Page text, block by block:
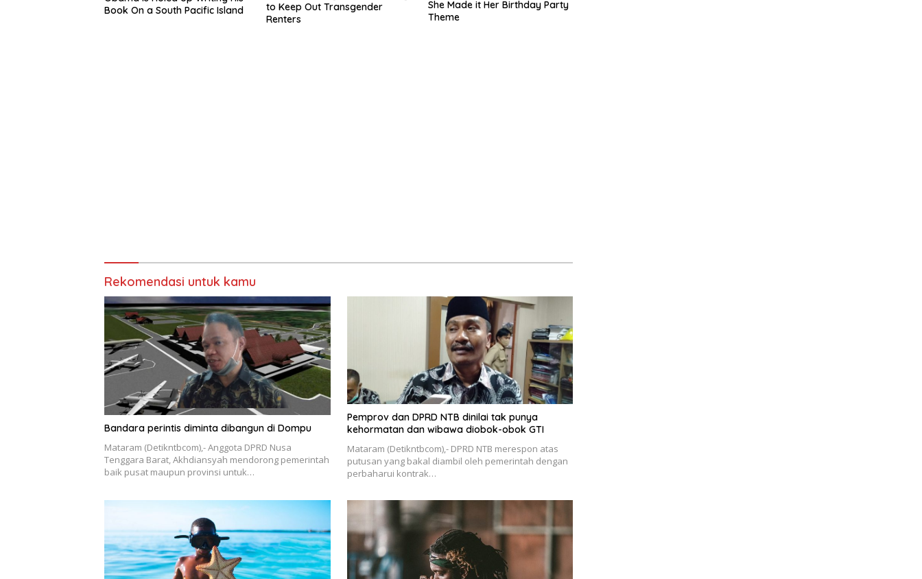
Book On a South Pacific Island
to Keep Out Transgender
Renters
She Made it Her Birthday Party
Theme
Rekomendasi untuk kamu
Bandara perintis diminta dibangun di Dompu
Mataram (Detikntbcom),- Anggota DPRD Nusa
Tenggara Barat, Akhdiansyah mendorong pemerintah
baik pusat maupun provinsi untuk…
Pemprov dan DPRD NTB dinilai tak punya
kehormatan dan wibawa diobok-obok GTI
Mataram (Detikntbcom),- DPRD NTB merespon atas
putusan yang bakal diambil oleh pemerintah dengan
perbaharui kontrak…